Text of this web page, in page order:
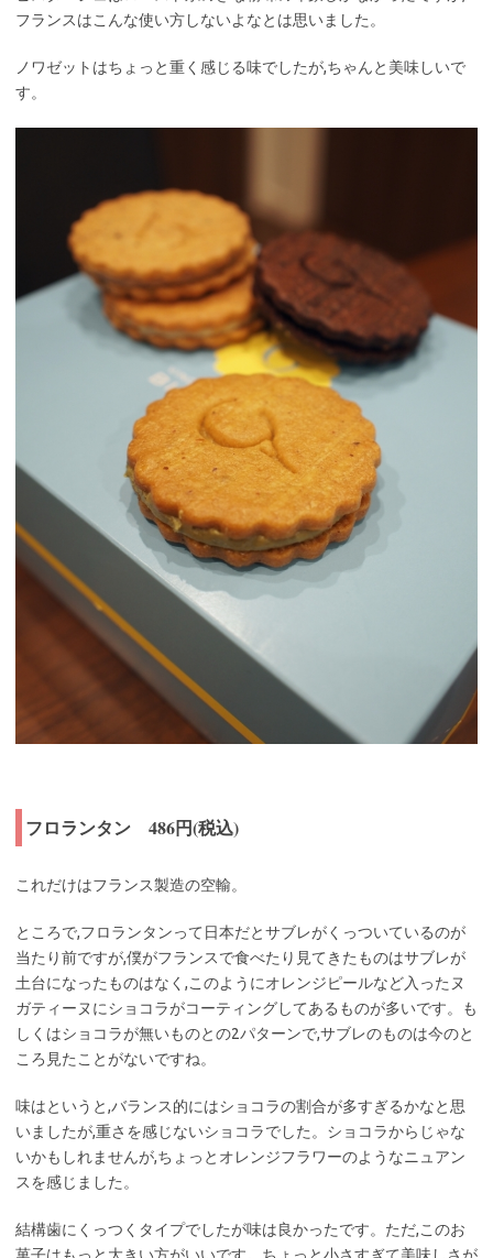
フランスはこんな使い方しないよなとは思いました。
ノワゼットはちょっと重く感じる味でしたが,ちゃんと美味しいで
す。
フロランタン 486円(税込)
これだけはフランス製造の空輸。
ところで,フロランタンって日本だとサブレがくっついているのが
当たり前ですが,僕がフランスで食べたり見てきたものはサブレが
土台になったものはなく,このようにオレンジピールなど入ったヌ
ガティーヌにショコラがコーティングしてあるものが多いです。も
しくはショコラが無いものとの2パターンで,サブレのものは今のと
ころ見たことがないですね。
味はというと,バランス的にはショコラの割合が多すぎるかなと思
いましたが,重さを感じないショコラでした。ショコラからじゃな
いかもしれませんが,ちょっとオレンジフラワーのようなニュアン
スを感じました。
結構歯にくっつくタイプでしたが味は良かったです。ただ,このお